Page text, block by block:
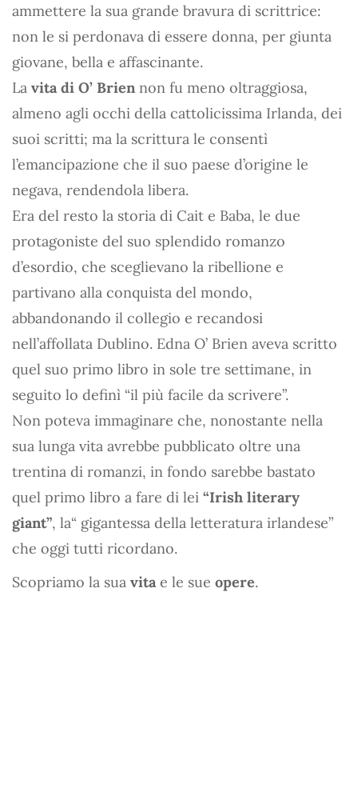
ammettere la sua grande bravura di scrittrice:
non le si perdonava di essere donna, per giunta
giovane, bella e affascinante.
La vita di O’ Brien non fu meno oltraggiosa,
almeno agli occhi della cattolicissima Irlanda, dei
suoi scritti; ma la scrittura le consentì
l’emancipazione che il suo paese d’origine le
negava, rendendola libera.
Era del resto la storia di Cait e Baba, le due
protagoniste del suo splendido romanzo
d’esordio, che sceglievano la ribellione e
partivano alla conquista del mondo,
abbandonando il collegio e recandosi
nell’affollata Dublino. Edna O’ Brien aveva scritto
quel suo primo libro in sole tre settimane, in
seguito lo definì “il più facile da scrivere”.
Non poteva immaginare che, nonostante nella
sua lunga vita avrebbe pubblicato oltre una
trentina di romanzi, in fondo sarebbe bastato
quel primo libro a fare di lei “Irish literary
giant”, la“ gigantessa della letteratura irlandese”
che oggi tutti ricordano.
Scopriamo la sua vita e le sue opere.